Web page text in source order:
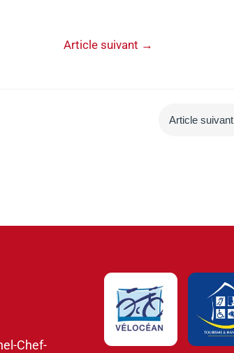
Article suivant →
Article suivant
Chef-